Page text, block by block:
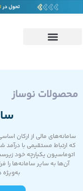
محصولات نوساز
سامانه‌های مالی از ارکان
که ارتباط مستقیمی با درآمد
اتوماسیون یکپارچه خود
آن‌ها به سایر سامانه‌ها را